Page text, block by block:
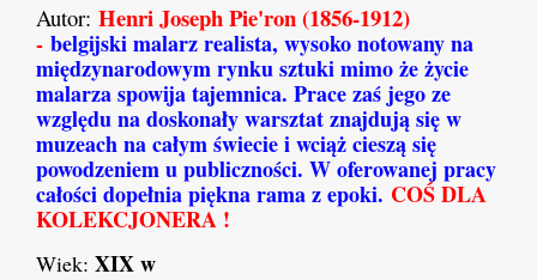
Autor: Henri Joseph Pie'ron (1856-1912)
- belgijski malarz realista, wysoko notowany na
międzynarodowym rynku sztuki mimo że życie
malarza spowija tajemnica. Prace zaś jego ze
względu na doskonały warsztat znajdują się w
muzeach na całym świecie i wciąż cieszą się
powodzeniem u publiczności. W oferowanej pracy
całości dopełnia piękna rama z epoki. COŚ DLA
KOLEKCJONERA !
Wiek: XIX w